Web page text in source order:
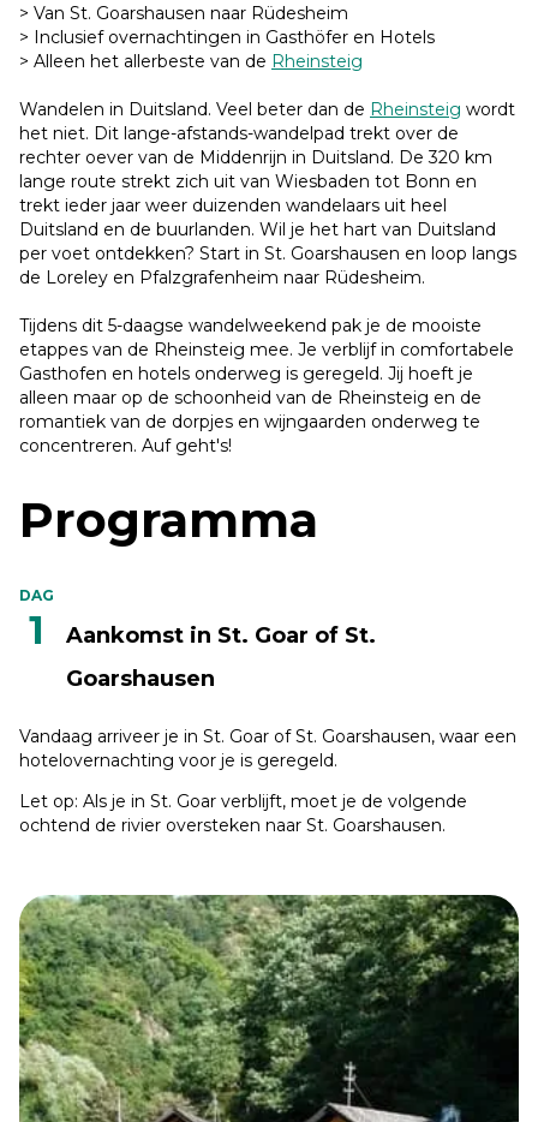
> Van St. Goarshausen naar Rüdesheim
> Inclusief overnachtingen in Gasthöfer en Hotels
> Alleen het allerbeste van de Rheinsteig
Wandelen in Duitsland. Veel beter dan de Rheinsteig wordt
het niet. Dit lange-afstands-wandelpad trekt over de
rechter oever van de Middenrijn in Duitsland. De 320 km
lange route strekt zich uit van Wiesbaden tot Bonn en
trekt ieder jaar weer duizenden wandelaars uit heel
Duitsland en de buurlanden. Wil je het hart van Duitsland
per voet ontdekken? Start in St. Goarshausen en loop langs
de Loreley en Pfalzgrafenheim naar Rüdesheim.
Tijdens dit 5-daagse wandelweekend pak je de mooiste
etappes van de Rheinsteig mee. Je verblijf in comfortabele
Gasthofen en hotels onderweg is geregeld. Jij hoeft je
alleen maar op de schoonheid van de Rheinsteig en de
romantiek van de dorpjes en wijngaarden onderweg te
concentreren. Auf geht's!
Programma
DAG
1
Aankomst in St. Goar of St.
Goarshausen
Vandaag arriveer je in St. Goar of St. Goarshausen, waar een
hotelovernachting voor je is geregeld.
Let op: Als je in St. Goar verblijft, moet je de volgende
ochtend de rivier oversteken naar St. Goarshausen.